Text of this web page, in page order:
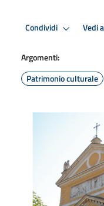
Condividi Vedi
Argomenti:
Patrimonio culturale